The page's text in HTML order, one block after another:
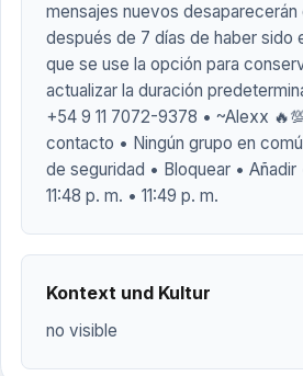
mensajes nuevos
después de 7 días de haber sido
que se use la opción para
actualizar la duración
+54 9 11 7072-9378 • ~Alexx
contacto • Ningún grupo en
de seguridad • Bloquear • Añadir
11:48 p. m. • 11:49 p. m.
Kontext und Kultur
no visible